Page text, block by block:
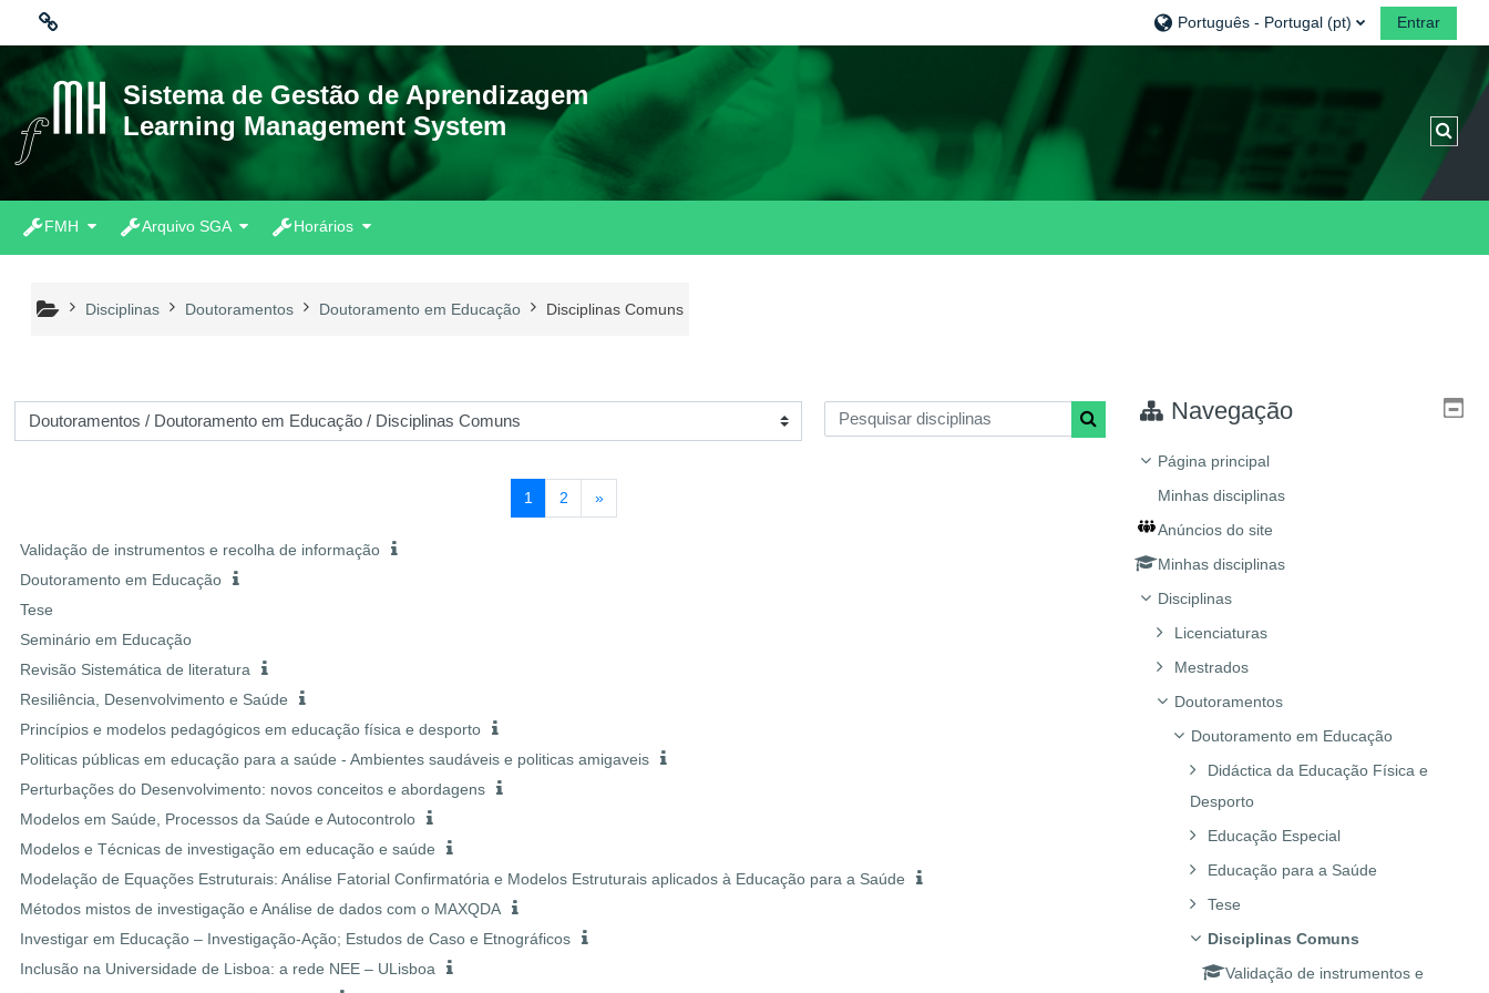
Ligações
Moodle community
Moodle.com
Português - Portugal ‎(pt)‎ Entrar
Sistema de Gestão de Aprendizagem
Learning Management System
FMH Arquivo SGA Horários
Disciplinas Doutoramentos Doutoramento em Educação Disciplinas Comuns
de disciplinas
Pesquisar disciplinas
Pesquisar disciplinas
1 Página 1
2Página 2
»Página seguinte
Validação de instrumentos e recolha de informação
Doutoramento em Educação
Tese
Seminário em Educação
Revisão Sistemática de literatura
Resiliência, Desenvolvimento e Saúde
Princípios e modelos pedagógicos em educação física e desporto
Politicas públicas em educação para a saúde - Ambientes saudáveis e politicas amigaveis
Perturbações do Desenvolvimento: novos conceitos e abordagens
Modelos em Saúde, Processos da Saúde e Autocontrolo
Modelos e Técnicas de investigação em educação e saúde
Modelação de Equações Estruturais: Análise Fatorial Confirmatória e Modelos Estruturais aplicados à Educação para a Saúde
Métodos mistos de investigação e Análise de dados com o MAXQDA
Investigar em Educação – Investigação-Ação; Estudos de Caso e Etnográficos
Inclusão na Universidade de Lisboa: a rede NEE – ULisboa
Navegação
Página principal
Minhas disciplinas
Anúncios do site
Minhas disciplinas
Disciplinas
Licenciaturas
Mestrados
Doutoramentos
Doutoramento em Educação
Didáctica da Educação Física e
Desporto
Educação Especial
Educação para a Saúde
Tese
Disciplinas Comuns
Validação de instrumentos e